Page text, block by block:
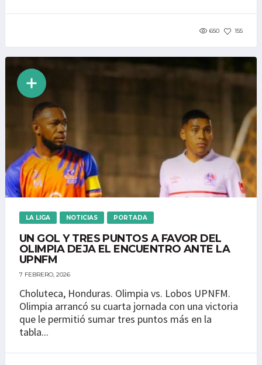
650 155
LA LIGA NOTICIAS PORTADA
UN GOL Y TRES PUNTOS A FAVOR DEL
OLIMPIA DEJA EL ENCUENTRO ANTE LA
UPNFM
7 FEBRERO, 2026
Choluteca, Honduras. Olimpia vs. Lobos UPNFM.
Olimpia arrancó su cuarta jornada con una victoria
que le permitió sumar tres puntos más en la
tabla...